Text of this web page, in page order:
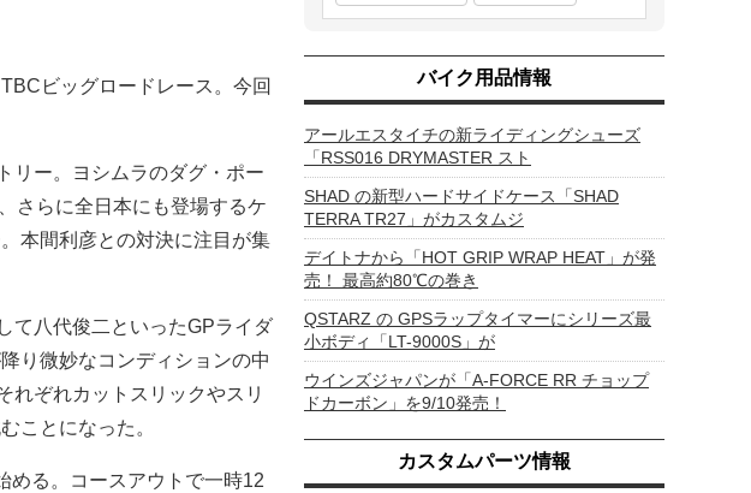
ビッグロードレース。今回
リー。ヨシムラのダグ・ポー
さらに全日本にも登場するケ
本間利彦との対決に注目が集
て八代俊二といったGPライダ
り微妙なコンディションの中
れぞれカットスリックやスリ
ことになった。
める。コースアウトで一時12
バイク用品情報
アールエスタイチの新ライディングシューズ
「RSS016 DRYMASTER スト
SHAD の新型ハードサイドケース「SHAD
TERRA TR27」がカスタムジ
デイトナから「HOT GRIP WRAP HEAT」が発
売！ 最高約80℃の巻き
QSTARZ の GPSラップタイマーにシリーズ最
小ボディ「LT-9000S」が
ウインズジャパンが「A-FORCE RR チョップ
ドカーボン」を9/10発売！
カスタムパーツ情報